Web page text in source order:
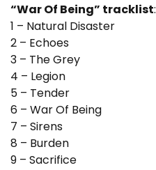
“War Of Being” tracklist:
1 – Natural Disaster
2 – Echoes
3 – The Grey
4 – Legion
5 – Tender
6 – War Of Being
7 – Sirens
8 – Burden
9 – Sacrifice